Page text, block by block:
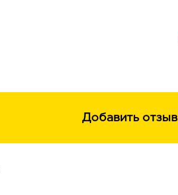
Добавить отзыв